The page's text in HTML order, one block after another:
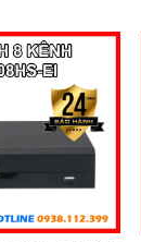
AcuPick